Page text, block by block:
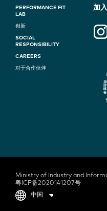
F
O
O
T
G
A
PERFORMANCE FIT
LAB
创新
SOCIAL
RESPONSIBILITY
CAREERS
对于合作伙伴
加
中国
Ministry of Industry and
粤ICP备2020141207号